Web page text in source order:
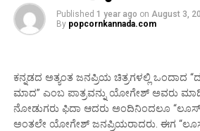
Published 1 year ago on August 3,
By popcornkannada.com
ಕನ್ನಡದ ಅತ್ಯಂತ ಜನಪ್ರಿಯ ಚಿತ್ರಗಳಲ್ಲಿ ಒಂದಾದ
ಮಾದ” ಎಂಬ ಪಾತ್ರವನ್ನು ಯೋಗೇಶ್ ಅವರು
ನೋಡುಗರು ಫಿದಾ ಆದರು ಅಂದಿನಿಂದಲೂ
ಅಂತಲೇ ಯೋಗೇಶ್ ಜನಪ್ರಿಯರಾದರು. ಈಗ